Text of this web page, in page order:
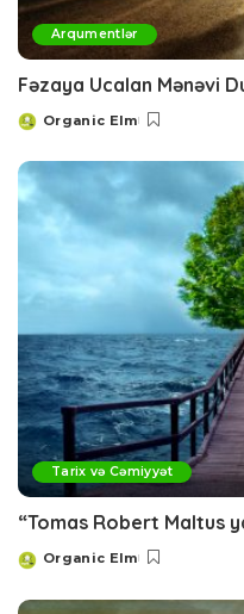
Arqumentlər
Fəzaya Ucalan Mənəvi
Posted
Organic Elm
Tarix və Cəmiyyət
“Tomas Robert Maltus
Posted
Organic Elm